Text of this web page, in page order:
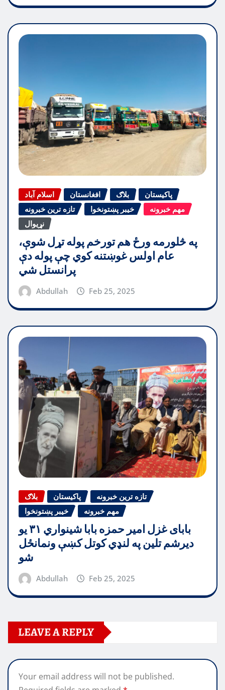
اسلام آباد افغانستان بلاګ
پاکیستان
تازه ترین خبرونه
خیبر پښتونخوا
مهم خبرونه
نړیوال
په څلورمه ورځ هم تورخم پوله تړل شوې،
عام اولس غوښتنه کوي چې پوله دې
پرانستل شي
Abdullah Feb 25, 2025
بلاګ پاکیستان
تازه ترین خبرونه
خیبر پښتونخوا
مهم خبرونه
بابای غزل امیر حمزه بابا شینواري ۳۱ یو
دیرشم تلین په لنډي کوتل کښې ونمانځل
شو
Abdullah Feb 25, 2025
LEAVE A REPLY
Your email address will not be published.